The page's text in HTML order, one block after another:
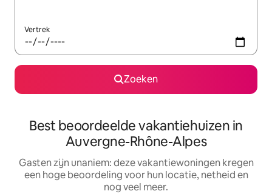
Vertrek
Zoeken
Best beoordeelde vakantiehuizen in
Auvergne-Rhône-Alpes
Gasten zijn unaniem: deze vakantiewoningen kregen
een hoge beoordeling voor hun locatie, netheid en
nog veel meer.